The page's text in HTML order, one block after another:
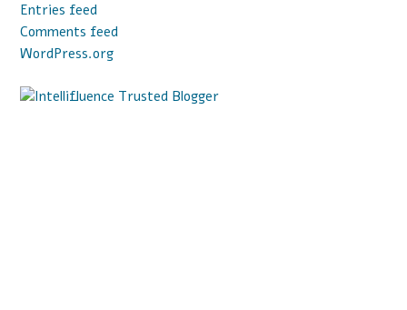
Entries feed
Comments feed
WordPress.org